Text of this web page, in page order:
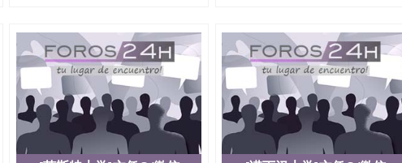
买学位证书/澳洲读本科硕士做文凭/购买澳洲大学毕业证成绩单假文凭
澳洲读书未毕业找人做文凭学位qq微信551190476澳洲读CQU中
证书/澳洲读本科硕士做文凭/购买澳洲大学毕业证成绩单假文凭学历办
信551190476约克圣约翰大学>b6<复刻精仿//毕业证办理//成绩单修改//
证】咨询York St John University